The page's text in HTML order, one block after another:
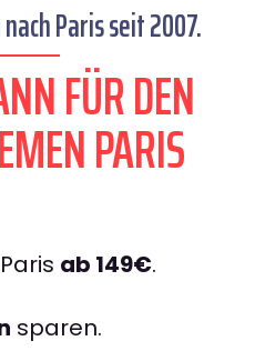
Paris seit 2007.
FÜR DEN
PARIS
ab 149€.
sparen.